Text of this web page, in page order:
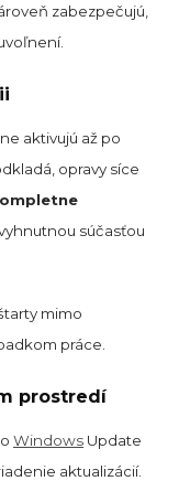
zabezpečujú,
aktivujú až po
opravy síce
súčasťou
mimo
práce.
prostredí
Windows Update
aktualizácií.